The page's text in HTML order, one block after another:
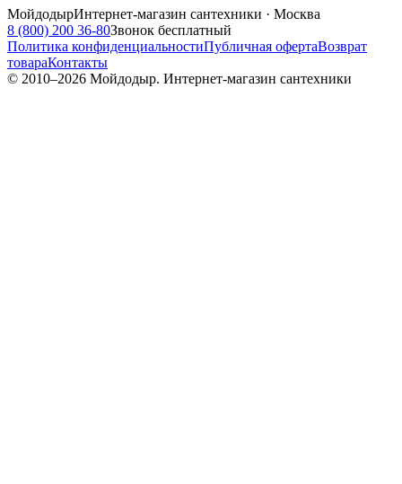
МойдодырИнтернет-магазин сантехники · Москва
8 (800) 200 36-80Звонок бесплатный
Политика конфиденциальностиПубличная офертаВозврат
товараКонтакты
© 2010–2026 Мойдодыр. Интернет-магазин сантехники